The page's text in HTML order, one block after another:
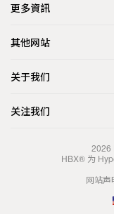
更多資訊
其他网站
关于我们
关注我们
2026
HBX® 为
网站声